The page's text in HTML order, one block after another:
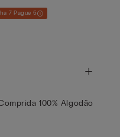
7 Pague 5
100% Algodão